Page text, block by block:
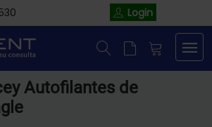
Login
Autofilantes de